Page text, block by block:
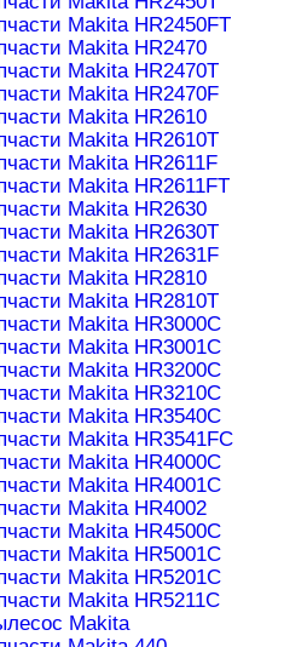
Makita HR2450FT
Makita HR2470
Makita HR2470T
Makita HR2470F
Makita HR2610
Makita HR2610T
Makita HR2611F
Makita HR2611FT
Makita HR2630
Makita HR2630T
Makita HR2631F
Makita HR2810
Makita HR2810T
Makita HR3000C
Makita HR3001C
Makita HR3200C
Makita HR3210C
Makita HR3540C
Makita HR3541FC
Makita HR4000C
Makita HR4001C
Makita HR4002
Makita HR4500C
Makita HR5001C
Makita HR5201C
Makita HR5211C
Makita